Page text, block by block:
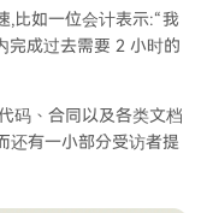
,比如一位会计表示:“我
完成过去需要 2 小时的
码、合同以及各类文档
还有一小部分受访者提